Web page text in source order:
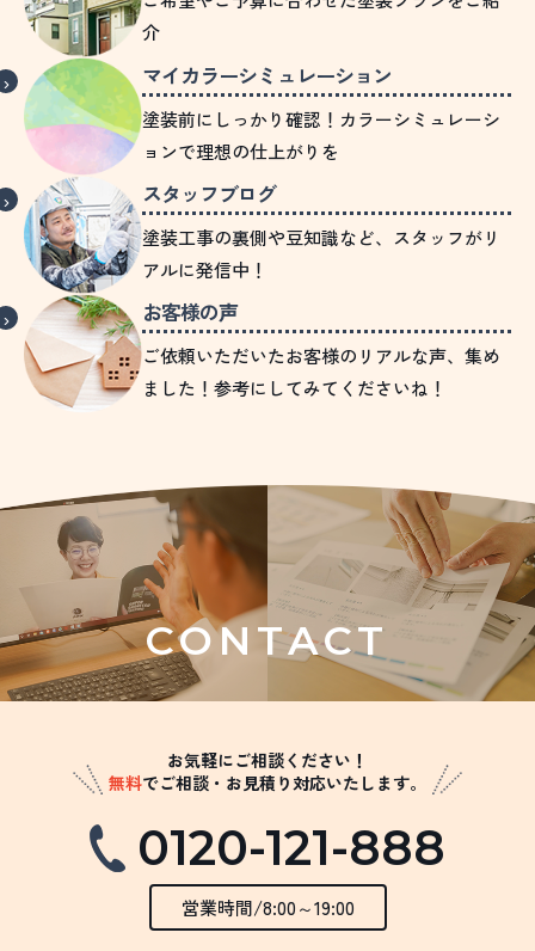
介
マイカラーシミュレーション
塗装前にしっかり確認！カラーシミュレーシ
ョンで理想の仕上がりを
スタッフブログ
塗装工事の裏側や豆知識など、スタッフがリ
アルに発信中！
お客様の声
ご依頼いただいたお客様のリアルな声、集め
ました！参考にしてみてくださいね！
CONTACT
お気軽にご相談ください！
無料でご相談・お見積り対応いたします。
0120-121-888
営業時間/8:00～19:00